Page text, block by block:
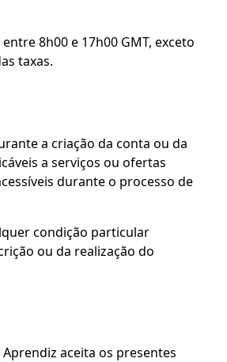
8h00 e 17h00 GMT, exceto
taxas.
a criação da conta ou da
a serviços ou ofertas
durante o processo de
condição particular
ou da realização do
aceita os presentes